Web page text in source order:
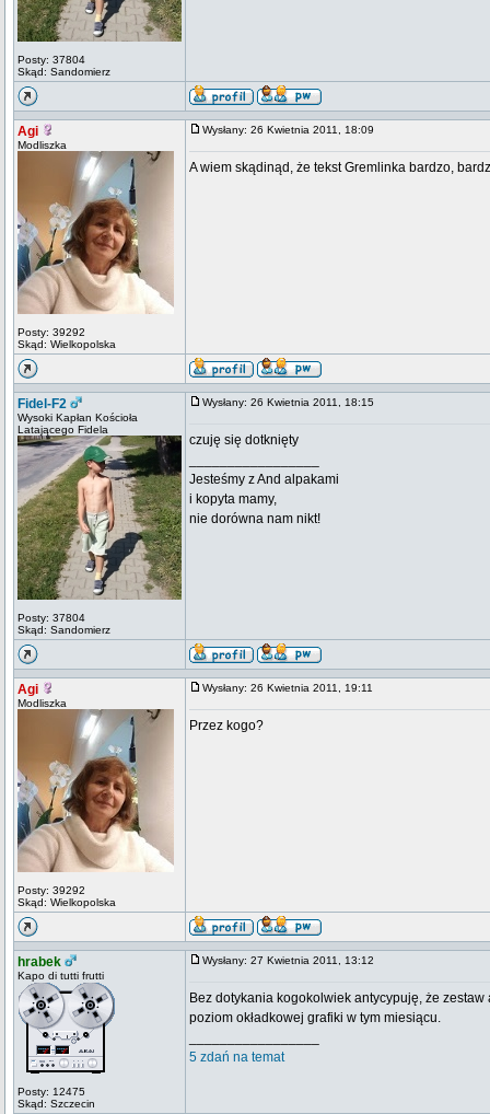
Posty: 37804
Skąd: Sandomierz
Agi
Modliszka
Posty: 39292
Skąd: Wielkopolska
Wysłany: 26 Kwietnia 2011, 18:09
A wiem skądinąd, że tekst Gremlinka bardzo,
Fidel-F2
Wysoki Kapłan Kościoła
Latającego Fidela
Posty: 37804
Skąd: Sandomierz
Wysłany: 26 Kwietnia 2011, 18:15
czuję się dotknięty
Jesteśmy z And alpakami
i kopyta mamy,
nie dorówna nam nikt!
Agi
Modliszka
Posty: 39292
Skąd: Wielkopolska
Wysłany: 26 Kwietnia 2011, 19:11
Przez kogo?
hrabek
Kapo di tutti frutti
Posty: 12475
Skąd: Szczecin
Wysłany: 27 Kwietnia 2011, 13:12
Bez dotykania kogokolwiek antycypuję, że
poziom okładkowej grafiki w tym miesiącu.
5 zdań na temat